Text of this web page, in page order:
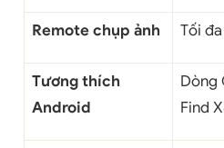
Remote chụp ảnh Tối
Tương thích
Android
Dòng
Find